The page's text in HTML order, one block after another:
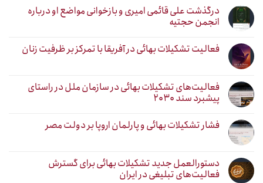
درگذشت علی قائمی امیری و بازخوانی مواضع او درباره
انجمن حجتیه
فعالیت تشکیلات بهائی در آفریقا با تمرکز بر ظرفیت زنان
فعالیت‌های تشکیلات بهائی در سازمان ملل در راستای
پیشبرد سند ۲۰۳۰
فشار تشکیلات بهائی و پارلمان اروپا بر دولت مصر
دستورالعمل جدید تشکیلات بهائی برای گسترش
فعالیت‌های تبلیغی در ایران